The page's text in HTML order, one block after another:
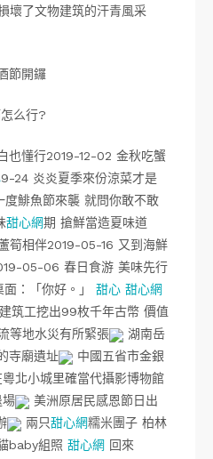
壞了文物建筑的汗青風采
節開鑼
么行?
懂行2019-12-02 金秋吃蟹
9-24 炎炎夏季來份涼菜才是
鯡魚節來襲 就問你敢不敢
甜心網期 搶鮮當造夏味道
筍相伴2019-05-16 又到海鮮
05-06 春日食游 美味先行
：「你好。」 甜心 甜心網
筑工挖出99枚千年古幣 價值
等地水災有所緊張
湖南岳
寺廟遺址
中國五省市金銀
粵北小城里確當代攝影博物館
場
美洲原居民感恩節日出
兩只甜心網糯米團子 柏林
baby組照 甜心網 回來